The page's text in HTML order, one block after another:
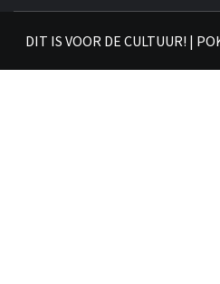
DIT IS VOOR DE CULTUUR! |